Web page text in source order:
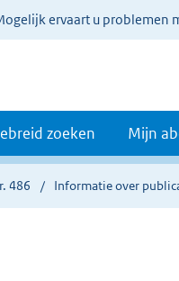
ervaart u problemen
zoeken Mijn
486 Informatie over